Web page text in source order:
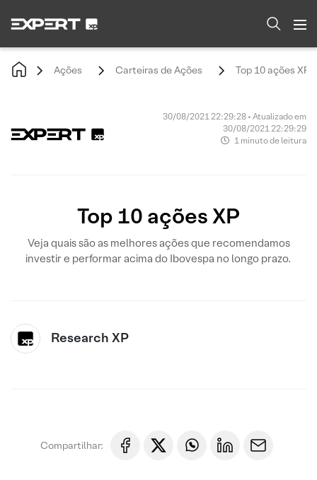
Ações Carteiras de Ações Top 10 ações XP
30/08/2021 22:29:28 • Atualizado em
30/08/2021 22:29:29
1 minuto de leitura
Top 10 ações XP
Veja quais são as melhores ações que recomendamos
investir e performar acima do Ibovespa no longo prazo.
Research XP
Compartilhar: